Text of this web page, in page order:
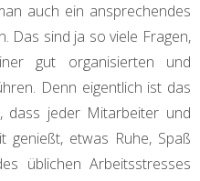
auch ein ansprechendes
Das sind ja so viele Fragen,
gut organisierten und
Denn eigentlich ist das
dass jeder Mitarbeiter und
genießt, etwas Ruhe, Spaß
üblichen Arbeitsstresses